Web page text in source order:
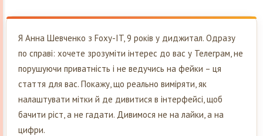
Я Анна Шевченко з Foxy-IT, 9 років у диджитал. Одразу
по справі: хочете зрозуміти інтерес до вас у Телеграм, не
порушуючи приватність і не ведучись на фейки – ця
стаття для вас. Покажу, що реально виміряти, як
налаштувати мітки й де дивитися в інтерфейсі, щоб
бачити ріст, а не гадати. Дивимося не на лайки, а на
цифри.